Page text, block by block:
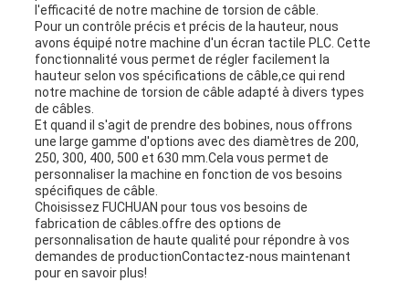
l'efficacité de notre machine de torsion de câble.
Pour un contrôle précis et précis de la hauteur, nous
avons équipé notre machine d'un écran tactile PLC. Cette
fonctionnalité vous permet de régler facilement la
hauteur selon vos spécifications de câble,ce qui rend
notre machine de torsion de câble adapté à divers types
de câbles.
Et quand il s'agit de prendre des bobines, nous offrons
une large gamme d'options avec des diamètres de 200,
250, 300, 400, 500 et 630 mm.Cela vous permet de
personnaliser la machine en fonction de vos besoins
spécifiques de câble.
Choisissez FUCHUAN pour tous vos besoins de
fabrication de câbles.offre des options de
personnalisation de haute qualité pour répondre à vos
demandes de productionContactez-nous maintenant
pour en savoir plus!